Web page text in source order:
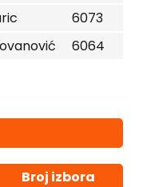
6073
6064
Broj izbora